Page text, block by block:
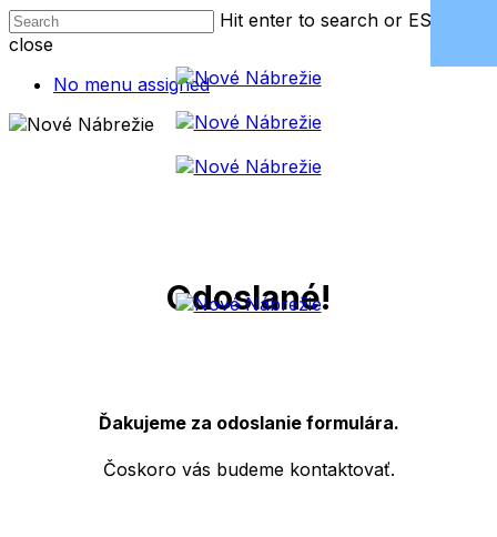
Skip
to
content
Hit enter to search or ESC to
close
SearchNo menu assigned
Odoslané!
Ďakujeme za odoslanie formulára.
Čoskoro vás budeme kontaktovať.